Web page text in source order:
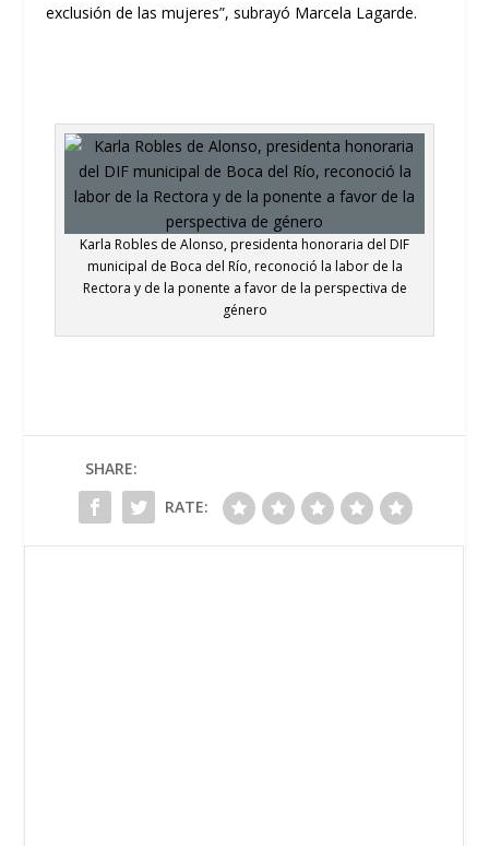
exclusión de las mujeres”, subrayó Marcela Lagarde.
Karla Robles de Alonso, presidenta honoraria del DIF
municipal de Boca del Río, reconoció la labor de la
Rectora y de la ponente a favor de la perspectiva de
género
SHARE:
RATE: